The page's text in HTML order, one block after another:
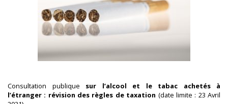
Consultation publique sur l’alcool et le tabac achetés à
l’étranger : révision des règles de taxation (date limite : 23 Avril